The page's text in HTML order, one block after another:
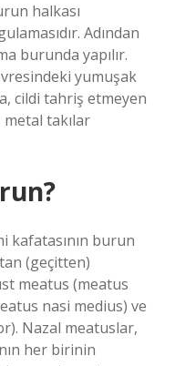
halkası
Adından
burunda yapılır.
yumuşak
cildi tahriş etmeyen
metal takılar
kafatasının burun
(geçitten)
meatus (meatus
nasi medius) ve
Nazal meatuslar,
her birinin